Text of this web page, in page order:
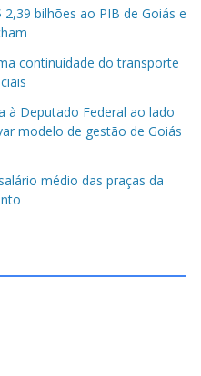
bilhões ao PIB de Goiás e
continuidade do transporte
à Deputado Federal ao lado
modelo de gestão de Goiás
médio das praças da